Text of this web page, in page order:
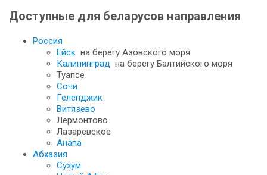
Доступные для беларусов направления
Россия
Ейск на берегу Азовского моря
Калининград на берегу Балтийского моря
Туапсе
Сочи
Геленджик
Витязево
Лермонтово
Лазаревское
Анапа
Абхазия
Сухум